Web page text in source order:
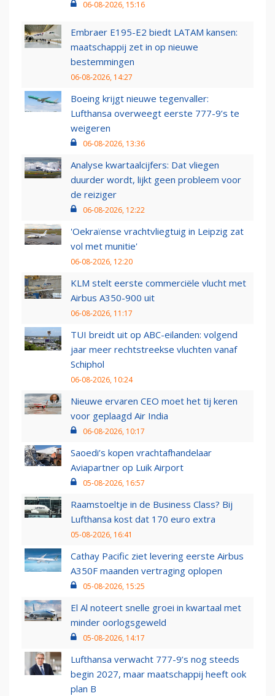
06-08-2026, 15:16
Embraer E195-E2 biedt LATAM kansen:
maatschappij zet in op nieuwe
bestemmingen
06-08-2026, 14:27
Boeing krijgt nieuwe tegenvaller:
Lufthansa overweegt eerste 777-9’s te
weigeren
06-08-2026, 13:36
Analyse kwartaalcijfers: Dat vliegen
duurder wordt, lijkt geen probleem voor
de reiziger
06-08-2026, 12:22
'Oekraïense vrachtvliegtuig in Leipzig zat
vol met munitie'
06-08-2026, 12:20
KLM stelt eerste commerciële vlucht met
Airbus A350-900 uit
06-08-2026, 11:17
TUI breidt uit op ABC-eilanden: volgend
jaar meer rechtstreekse vluchten vanaf
Schiphol
06-08-2026, 10:24
Nieuwe ervaren CEO moet het tij keren
voor geplaagd Air India
06-08-2026, 10:17
Saoedi’s kopen vrachtafhandelaar
Aviapartner op Luik Airport
05-08-2026, 16:57
Raamstoeltje in de Business Class? Bij
Lufthansa kost dat 170 euro extra
05-08-2026, 16:41
Cathay Pacific ziet levering eerste Airbus
A350F maanden vertraging oplopen
05-08-2026, 15:25
El Al noteert snelle groei in kwartaal met
minder oorlogsgeweld
05-08-2026, 14:17
Lufthansa verwacht 777-9’s nog steeds
begin 2027, maar maatschappij heeft ook
plan B